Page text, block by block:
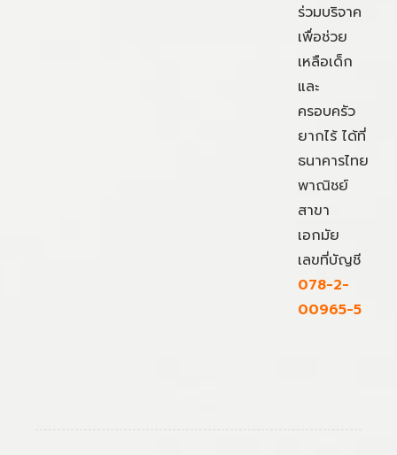
ร่วมบริจาค
เพื่อช่วย
เหลือเด็ก
และ
ครอบครัว
ยากไร้ ได้ที่
ธนาคารไทย
พาณิชย์
สาขา
เอกมัย
เลขที่บัญชี
078-2-
00965-5